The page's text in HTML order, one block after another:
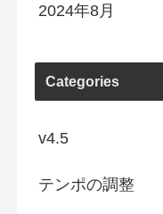
2024年8月
Categories
v4.5
テンポの調整